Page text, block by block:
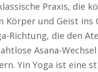
Praxis, die
und Geist ins
Richtung, die den
Asana-
Yin Yoga ist eine